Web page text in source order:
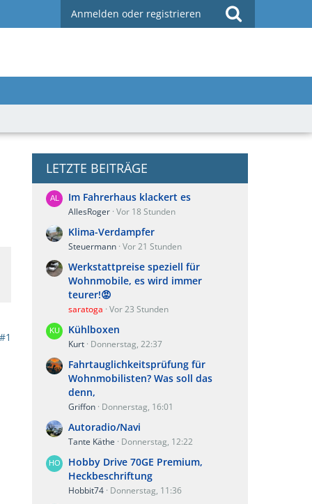
Anmelden oder registrieren
#1
LETZTE BEITRÄGE
Im Fahrerhaus klackert es
AllesRoger Vor 18 Stunden
Klima-Verdampfer
Steuermann Vor 21 Stunden
Werkstattpreise speziell für
Wohnmobile, es wird immer
teurer!😡
saratoga Vor 23 Stunden
Kühlboxen
Kurt Donnerstag, 22:37
Fahrtauglichkeitsprüfung für
Wohnmobilisten? Was soll das
denn,
Griffon Donnerstag, 16:01
Autoradio/Navi
Tante Käthe Donnerstag, 12:22
Hobby Drive 70GE Premium,
Heckbeschriftung
Hobbit74 Donnerstag, 11:36